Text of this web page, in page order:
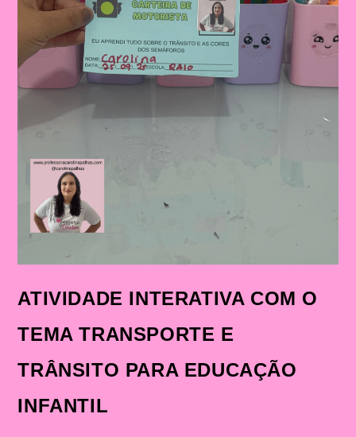
ATIVIDADE INTERATIVA COM O
TEMA TRANSPORTE E
TRÂNSITO PARA EDUCAÇÃO
INFANTIL